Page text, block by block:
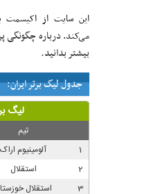
این سایت از اکیسمت
می‌کند.درباره چگونگی
بیشتر بدانید.
جدول لیگ برتر ایران: